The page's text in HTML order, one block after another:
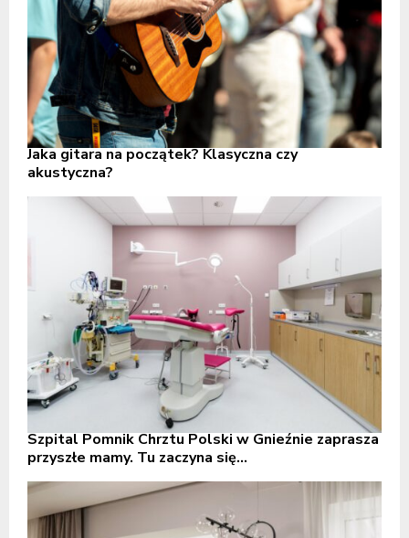
Jaka gitara na początek? Klasyczna czy
akustyczna?
Szpital Pomnik Chrztu Polski w Gnieźnie zaprasza
przyszłe mamy. Tu zaczyna się...